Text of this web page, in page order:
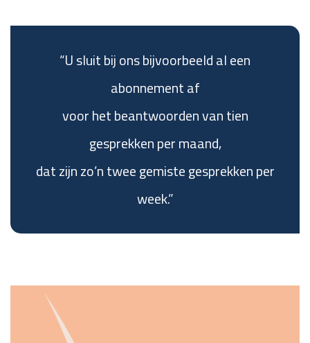
“U sluit bij ons bijvoorbeeld al een
abonnement af
voor het beantwoorden van tien
gesprekken per maand,
dat zijn zo’n twee gemiste gesprekken per
week.”